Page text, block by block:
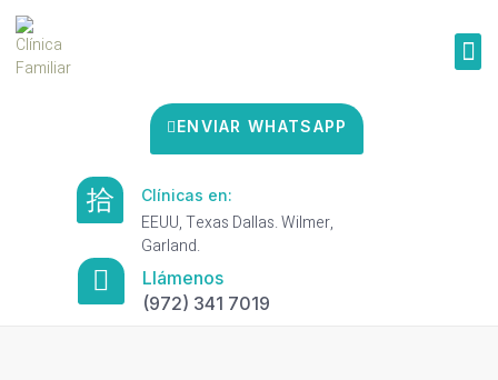
ENVIAR WHATSAPP
Clínicas en:
EEUU, Texas Dallas. Wilmer,
Garland.
Llámenos
(972) 341 7019